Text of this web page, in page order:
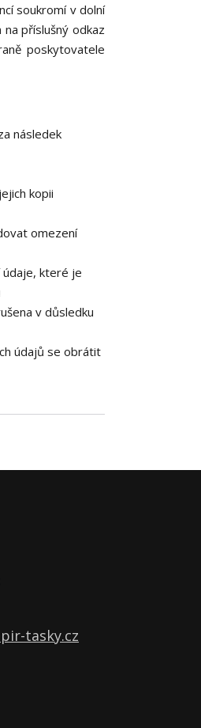
soukromí v dolní
příslušný odkaz
poskytovatele
následek
kopii
omezení
údaje, které je
v důsledku
údajů se obrátit
tasky.cz